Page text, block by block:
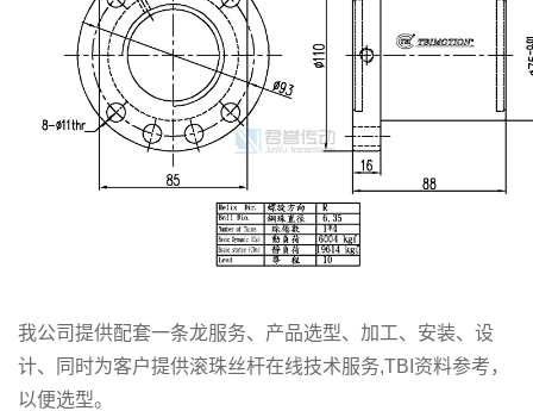
我公司提供配套一条龙服务、产品选型、加工、安装、设
计、同时为客户提供滚珠丝杆在线技术服务,TBI资料参考，
以便选型。